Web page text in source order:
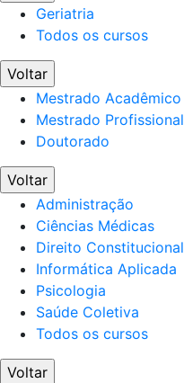
Geriatria
Todos os cursos
Voltar
Mestrado Acadêmico
Mestrado Profissional
Doutorado
Voltar
Administração
Ciências Médicas
Direito Constitucional
Informática Aplicada
Psicologia
Saúde Coletiva
Todos os cursos
Voltar